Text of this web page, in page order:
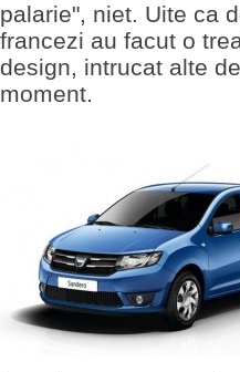
palarie", niet. Uite ca
francezi au facut o
design, intrucat alte
moment.